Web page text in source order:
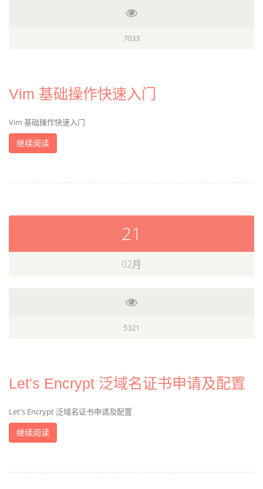
7033
Vim 基础操作快速入门
Vim 基础操作快速入门
继续阅读
21
02月
5321
Let's Encrypt 泛域名证书申请及配置
Let's Encrypt 泛域名证书申请及配置
继续阅读